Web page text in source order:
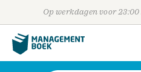
Op werkdagen voor